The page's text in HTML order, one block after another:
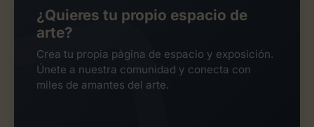
¿Quieres tu propio espacio de
arte?
Crea tu propia página de espacio y exposición.
Únete a nuestra comunidad y conecta con
miles de amantes del arte.